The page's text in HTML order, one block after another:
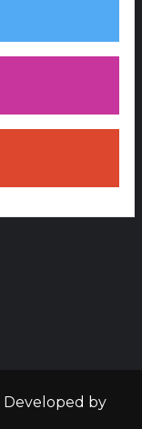
Developed by